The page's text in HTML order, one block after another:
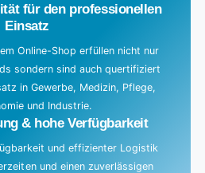
für den professionellen
Einsatz
Online-Shop erfüllen nicht nur
sondern sind auch quertifiziert
in Gewerbe, Medizin, Pflege,
und Industrie.
& hohe Verfügbarkeit
und effizienter Logistik
und einen zuverlässigen